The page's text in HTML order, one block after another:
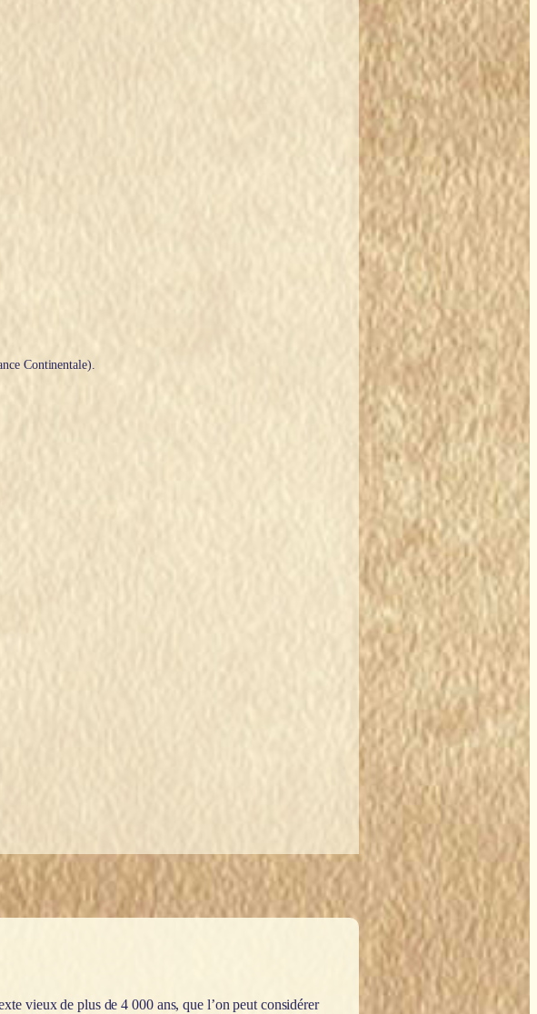
Continentale).
vieux de plus de 4 000 ans, que l’on peut considérer